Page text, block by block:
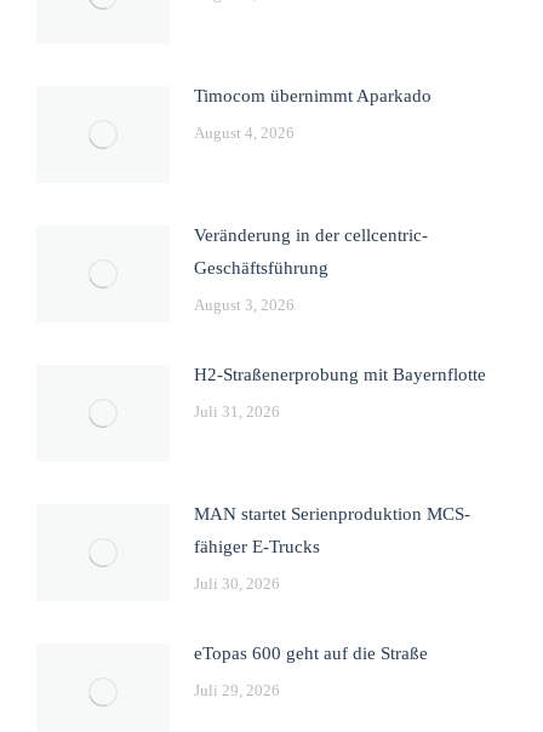
Timocom übernimmt Aparkado
August 4, 2026
Veränderung in der cellcentric-
Geschäftsführung
August 3, 2026
H2-Straßenerprobung mit Bayernflotte
Juli 31, 2026
MAN startet Serienproduktion MCS-
fähiger E-Trucks
Juli 30, 2026
eTopas 600 geht auf die Straße
Juli 29, 2026